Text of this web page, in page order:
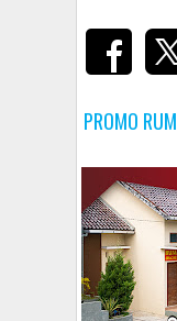
PROMO